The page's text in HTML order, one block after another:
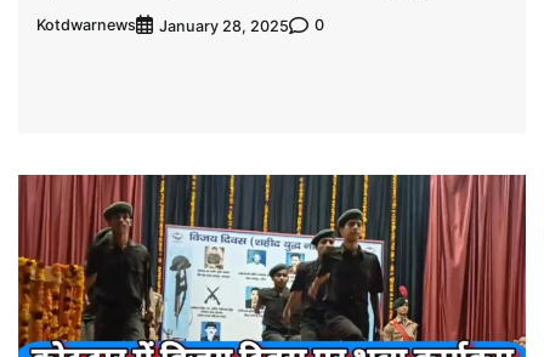
Kotdwarnews January 28, 2025 0